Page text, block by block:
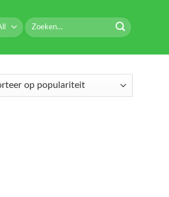
Zoeken
naar: